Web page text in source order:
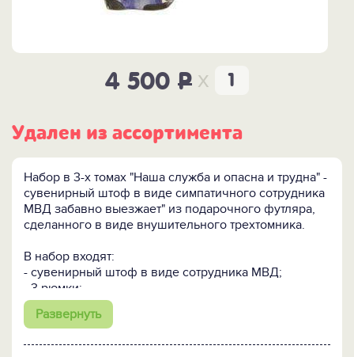
4 500 P x
Удален из ассортимента
Набор в 3-х томах "Наша служба и опасна и трудна" -
сувенирный штоф в виде симпатичного сотрудника
МВД забавно выезжает" из подарочного футляра,
сделанного в виде внушительного трехтомника.
В набор входят:
- сувенирный штоф в виде сотрудника МВД;
- 3 рюмки;
- подарочный футляр, имитирующий три
составленные вместе книги.
Развернуть